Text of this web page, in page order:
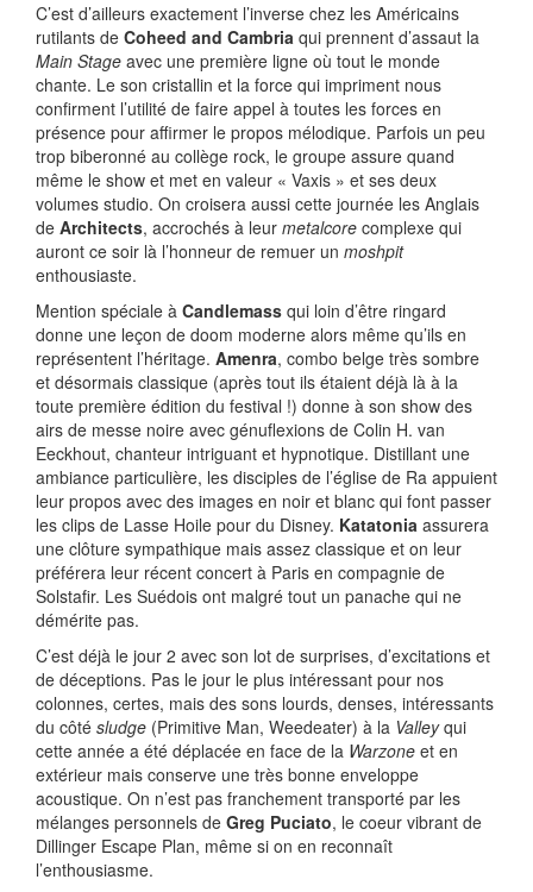
C’est d’ailleurs exactement l’inverse chez les Américains
rutilants de Coheed and Cambria qui prennent d’assaut la
Main Stage avec une première ligne où tout le monde
chante. Le son cristallin et la force qui impriment nous
confirment l’utilité de faire appel à toutes les forces en
présence pour affirmer le propos mélodique. Parfois un peu
trop biberonné au collège rock, le groupe assure quand
même le show et met en valeur « Vaxis » et ses deux
volumes studio. On croisera aussi cette journée les Anglais
de Architects, accrochés à leur metalcore complexe qui
auront ce soir là l’honneur de remuer un moshpit
enthousiaste.
Mention spéciale à Candlemass qui loin d’être ringard
donne une leçon de doom moderne alors même qu’ils en
représentent l’héritage. Amenra, combo belge très sombre
et désormais classique (après tout ils étaient déjà là à la
toute première édition du festival !) donne à son show des
airs de messe noire avec génuflexions de Colin H. van
Eeckhout, chanteur intriguant et hypnotique. Distillant une
ambiance particulière, les disciples de l’église de Ra appuient
leur propos avec des images en noir et blanc qui font passer
les clips de Lasse Hoile pour du Disney. Katatonia assurera
une clôture sympathique mais assez classique et on leur
préférera leur récent concert à Paris en compagnie de
Solstafir. Les Suédois ont malgré tout un panache qui ne
démérite pas.
C’est déjà le jour 2 avec son lot de surprises, d’excitations et
de déceptions. Pas le jour le plus intéressant pour nos
colonnes, certes, mais des sons lourds, denses, intéressants
du côté sludge (Primitive Man, Weedeater) à la Valleyqui
cette année a été déplacée en face de la Warzone et en
extérieur mais conserve une très bonne enveloppe
acoustique. On n’est pas franchement transporté par les
mélanges personnels de Greg Puciato, le coeur vibrant de
Dillinger Escape Plan, même si on en reconnaît
l’enthousiasme.